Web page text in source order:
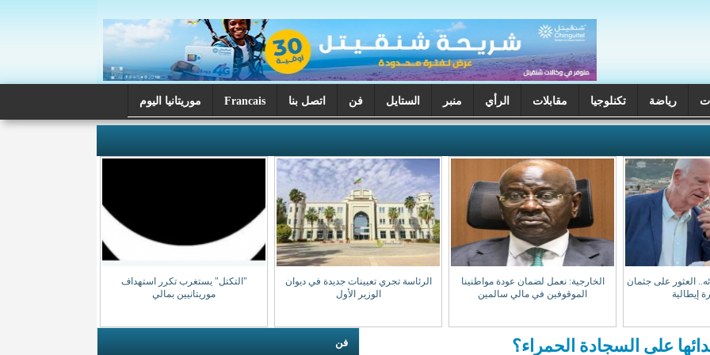
رياضة تكنلوجيا مقابلات الرأي منبر الستايل فن اتصل بنا Francais موريتانيا اليوم
العثور على جثمان
إيطالية
الخارجية: نعمل لضمان عودة مواطنينا
الموقوفين في مالي سالمين
الرئاسة تجري تعيينات جديدة في ديوان
الوزير الأول
"التكتل" يستغرب تكرر استهداف
موريتانيين بمالي
فن على السجادة الحمراء؟